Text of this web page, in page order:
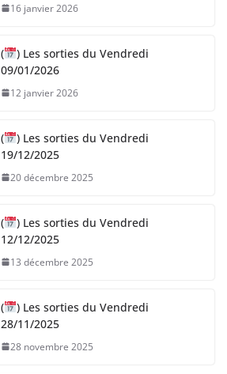
16 janvier 2026
(
) Les sorties du Vendredi
09/01/2026
12 janvier 2026
(
) Les sorties du Vendredi
19/12/2025
20 décembre 2025
(
) Les sorties du Vendredi
12/12/2025
13 décembre 2025
(
) Les sorties du Vendredi
28/11/2025
28 novembre 2025